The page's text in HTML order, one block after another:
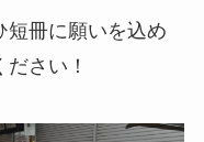
短冊に願いを込め
さい！